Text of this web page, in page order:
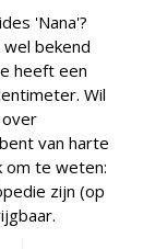
'Nana'?
wel bekend
heeft een
Wil
van harte
om te weten:
zijn (op